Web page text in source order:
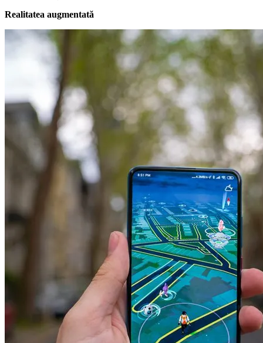
Realitatea augmentată